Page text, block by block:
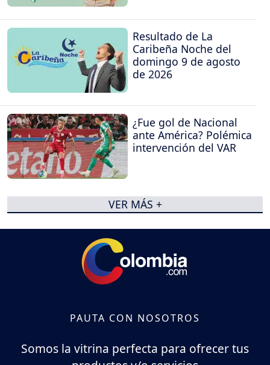
Resultado de La
Caribeña Noche del
domingo 9 de agosto
de 2026
¿Fue gol de Nacional
ante América? Polémica
intervención del VAR
VER MÁS +
PAUTA CON NOSOTROS
Somos la vitrina perfecta para ofrecer tus